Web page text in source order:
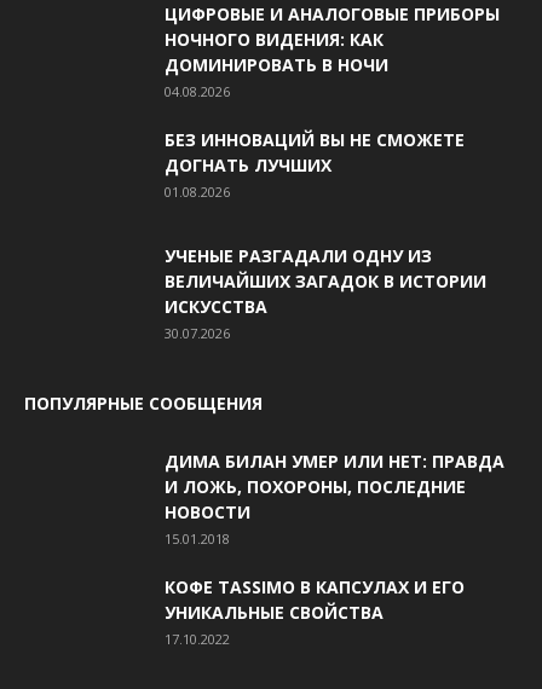
ЦИФРОВЫЕ И АНАЛОГОВЫЕ ПРИБОРЫ
НОЧНОГО ВИДЕНИЯ: КАК
ДОМИНИРОВАТЬ В НОЧИ
04.08.2026
БЕЗ ИННОВАЦИЙ ВЫ НЕ СМОЖЕТЕ
ДОГНАТЬ ЛУЧШИХ
01.08.2026
УЧЕНЫЕ РАЗГАДАЛИ ОДНУ ИЗ
ВЕЛИЧАЙШИХ ЗАГАДОК В ИСТОРИИ
ИСКУССТВА
30.07.2026
ПОПУЛЯРНЫЕ СООБЩЕНИЯ
ДИМА БИЛАН УМЕР ИЛИ НЕТ: ПРАВДА
И ЛОЖЬ, ПОХОРОНЫ, ПОСЛЕДНИЕ
НОВОСТИ
15.01.2018
КОФЕ TASSIMO В КАПСУЛАХ И ЕГО
УНИКАЛЬНЫЕ СВОЙСТВА
17.10.2022